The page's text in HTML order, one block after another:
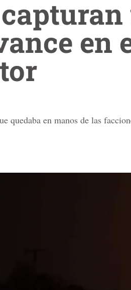
en
quedaba en manos de las